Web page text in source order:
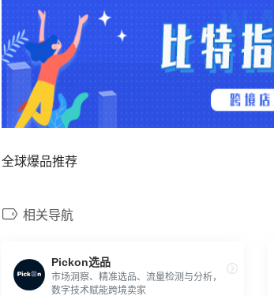
全球爆品推荐
相关导航
Pickon选品
市场洞察、精准选品、流量检测与分析，
数字技术赋能跨境卖家